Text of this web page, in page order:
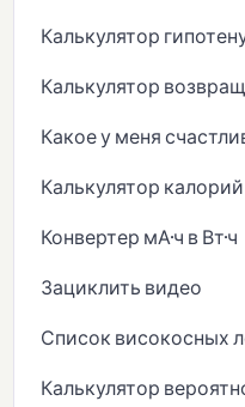
Калькулятор
Калькулятор
Какое у меня
Калькулятор
Конвертер мА·ч в Вт·ч
Зациклить видео
Список високосных
Калькулятор